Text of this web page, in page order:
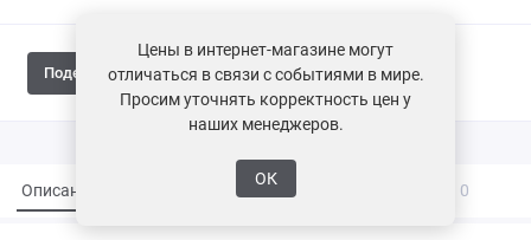
Поделиться
Описание Характеристики 0
Цены в интернет-магазине могут
отличаться в связи с событиями в мире.
Просим уточнять корректность цен у
наших менеджеров.
ОК